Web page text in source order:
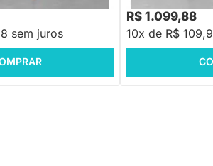
sem juros
R$ 1.099,88
10x de R$